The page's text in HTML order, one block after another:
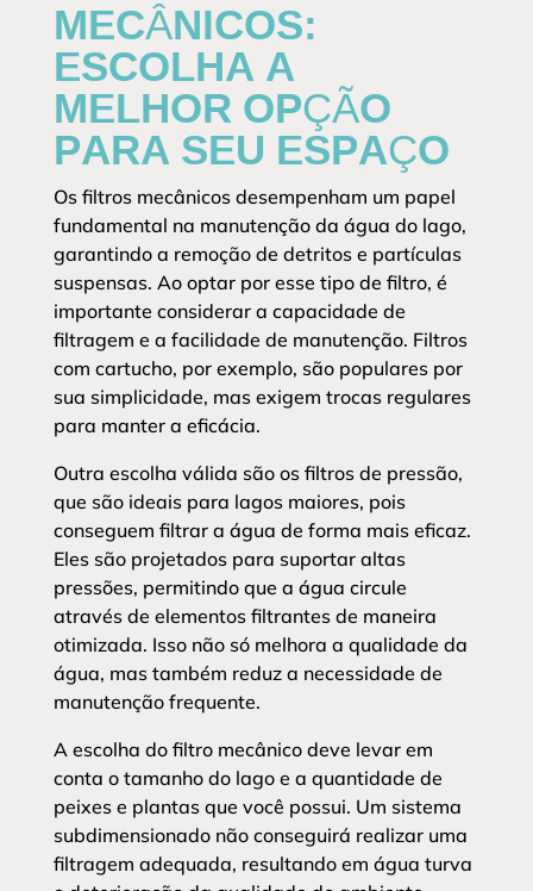
MECÂNICOS:
ESCOLHA A
MELHOR OPÇÃO
PARA SEU ESPAÇO
Os filtros mecânicos desempenham um papel
fundamental na manutenção da água do lago,
garantindo a remoção de detritos e partículas
suspensas. Ao optar por esse tipo de filtro, é
importante considerar a capacidade de
filtragem e a facilidade de manutenção. Filtros
com cartucho, por exemplo, são populares por
sua simplicidade, mas exigem trocas regulares
para manter a eficácia.
Outra escolha válida são os filtros de pressão,
que são ideais para lagos maiores, pois
conseguem filtrar a água de forma mais eficaz.
Eles são projetados para suportar altas
pressões, permitindo que a água circule
através de elementos filtrantes de maneira
otimizada. Isso não só melhora a qualidade da
água, mas também reduz a necessidade de
manutenção frequente.
A escolha do filtro mecânico deve levar em
conta o tamanho do lago e a quantidade de
peixes e plantas que você possui. Um sistema
subdimensionado não conseguirá realizar uma
filtragem adequada, resultando em água turva